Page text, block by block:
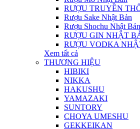
RƯỢU TRUYỀN
Rượu Sake Nhật Bản
Rượu Shochu Nhật Bản
RƯỢU GIN NHẬT
RƯỢU VODKA
Xem tất cả
THƯƠNG HIỆU
HIBIKI
NIKKA
HAKUSHU
YAMAZAKI
SUNTORY
CHOYA UMESHU
GEKKEIKAN